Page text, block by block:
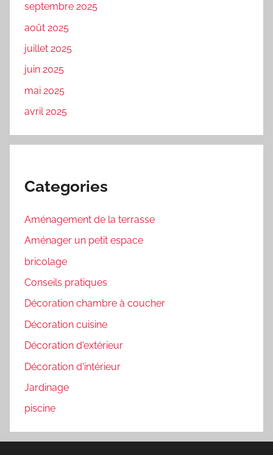
septembre 2025
août 2025
juillet 2025
juin 2025
mai 2025
avril 2025
Categories
Aménagement de la terrasse
Aménager un petit espace
bricolage
Conseils pratiques
Décoration chambre à coucher
Décoration cuisine
Décoration d'extérieur
Décoration d'intérieur
Jardinage
piscine